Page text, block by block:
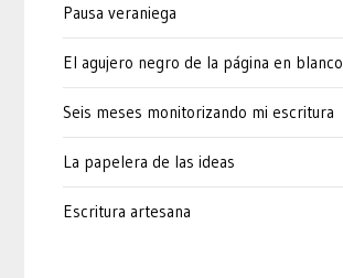
Pausa veraniega
El agujero negro de la página en blanco
Seis meses monitorizando mi escritura
La papelera de las ideas
Escritura artesana